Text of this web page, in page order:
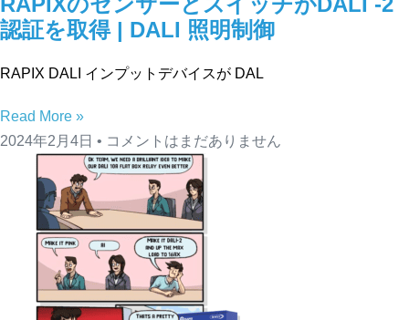
認証を取得 | DALI 照明制御
RAPIX DALI インプットデバイスが DAL
Read More »
2024年2月4日
コメントはまだありません